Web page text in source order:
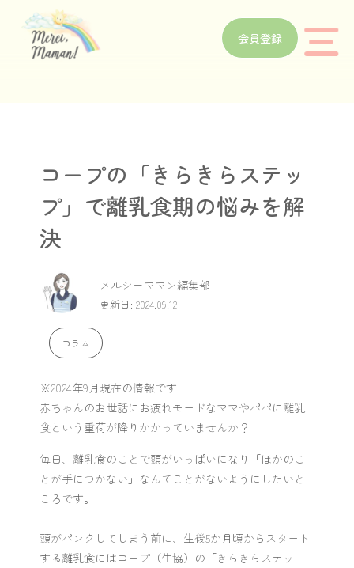
会員登録
コープの「きらきらステッ
プ」で離乳食期の悩みを解
決
メルシーママン編集部
更新日: 2024.09.12
コラム
※2024年9月現在の情報です
赤ちゃんのお世話にお疲れモードなママやパパに離乳
食という重荷が降りかかっていませんか？
毎日、離乳食のことで頭がいっぱいになり「ほかのこ
とが手につかない」なんてことがないようにしたいと
ころです。
頭がパンクしてしまう前に、生後5か月頃からスタート
する離乳食にはコープ（生協）の「きらきらステッ